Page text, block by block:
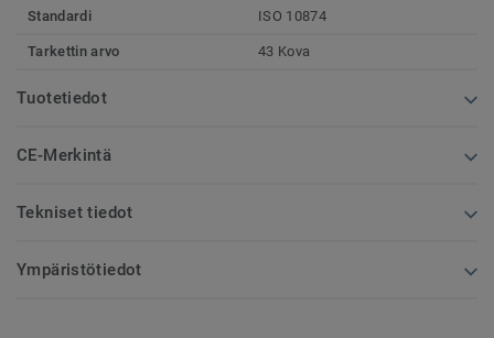
Standardi
ISO 10874
Tarkettin arvo 43 Kova
Tuotetiedot
CE-Merkintä
Tekniset tiedot
Ympäristötiedot